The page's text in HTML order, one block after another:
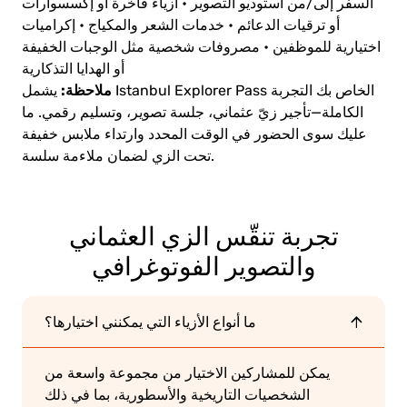
السفر إلى/من استوديو التصوير • أزياء فاخرة أو إكسسوارات
أو ترقيات الدعائم • خدمات الشعر والمكياج • إكراميات
اختيارية للموظفين • مصروفات شخصية مثل الوجبات الخفيفة
أو الهدايا التذكارية
ملاحظة: يشمل Istanbul Explorer Pass الخاص بك التجربة
الكاملة—تأجير زيّ عثماني، جلسة تصوير، وتسليم رقمي. ما
عليك سوى الحضور في الوقت المحدد وارتداء ملابس خفيفة
تحت الزي لضمان ملاءمة سلسة.
تجربة تنقّس الزي العثماني
والتصوير الفوتوغرافي
ما أنواع الأزياء التي يمكنني اختيارها؟
يمكن للمشاركين الاختيار من مجموعة واسعة من
الشخصيات التاريخية والأسطورية، بما في ذلك